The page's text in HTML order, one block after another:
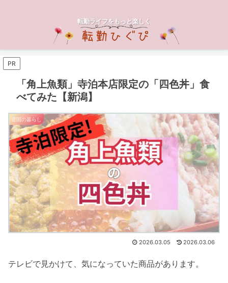
転勤ライフをもっと楽しく
PR
「角上魚類」寺泊本店限定の「四色丼」食
べてみた【新潟】
雪国の暮らし
2026.03.05 2026.03.06
テレビで見かけて、気になっていた商品があります。